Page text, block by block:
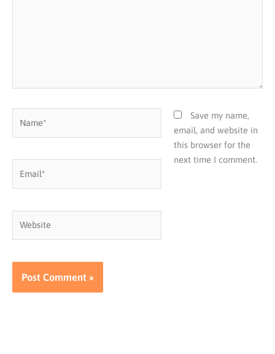
Save my name,
email, and website in
this browser for the
next time I comment.